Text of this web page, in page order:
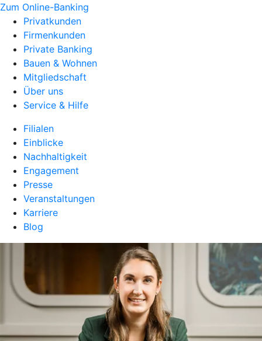
Zum Online-Banking
Privatkunden
Firmenkunden
Private Banking
Bauen & Wohnen
Mitgliedschaft
Über uns
Service & Hilfe
Filialen
Einblicke
Nachhaltigkeit
Engagement
Presse
Veranstaltungen
Karriere
Blog